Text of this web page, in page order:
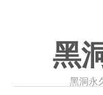
黑
黑洞永